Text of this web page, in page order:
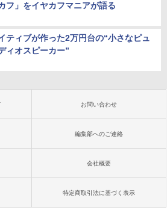
フ」をイヤカフマニアが語る
ティブが作った2万円台の“小さなピュ
ィオスピーカー”
お問い合わせ
編集部へのご連絡
会社概要
特定商取引法に基づく表示